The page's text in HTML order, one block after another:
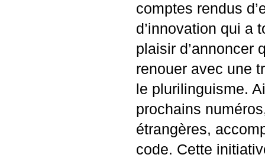
comptes rendus
d’innovation qui a
plaisir d’annoncer
renouer avec une
le plurilinguisme.
prochains
étrangères,
code. Cette